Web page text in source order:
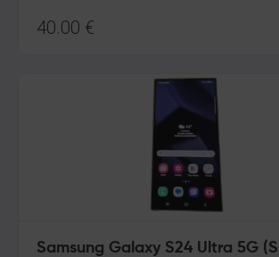
40.00 €
Samsung Galaxy S24 Ultra 5G